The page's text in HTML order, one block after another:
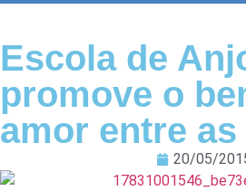
Escola de
promove o
amor entre
20/05/